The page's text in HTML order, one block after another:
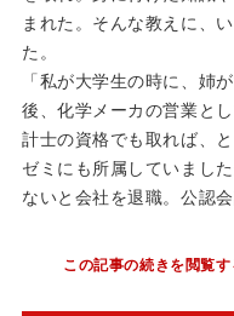
まれた。そんな教えに、
た。
「私が大学生の時に、姉
後、化学メーカの営業と
計士の資格でも取れば、
ゼミにも所属していまし
ないと会社を退職。公認
この記事の続きを閲覧